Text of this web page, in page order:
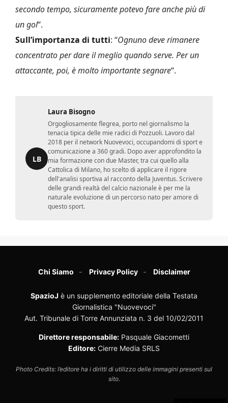
secondo tempo, sicuramente potevo fare anche più di
un gol“.
Sull’importanza di tutti: “Ognuno deve rimanere
concentrato per dare il meglio quando serve. Per un
attaccante, poi, è molto importante segnare“.
LB
Laura Bisogno
Orgogliosamente flegrea, porto nel giornalismo la
tenacia tipica delle mie radici di Pozzuoli. Lavoro dal
2018 per il network Nuovevoci, occupandomi di sport e
comunicazione a 360 gradi. Dopo aver approfondito la
mia formazione con due Master, tra cui quello alla
Cattolica di Milano, ho scelto di applicare il rigore
dell'analisi sportiva al racconto della Juventus. Scrivere
delle grandi realtà del calcio nazionale è per me la
naturale evoluzione di un percorso nato per amore di
questo sport.
Chi Siamo Privacy Policy Disclaimer
SpazioJ è un supplemento editoriale della Testata
Giornalistica "Nuovevoci"
Aut. Tribunale di Torre Annunziata n. 3 del 10/02/2011
Direttore responsabile: Pasquale Giacometti
Editore: Cierre Media SRLS
Photo Credits: l’editore ha i diritti di utilizzo delle immagini presenti sul
sito.